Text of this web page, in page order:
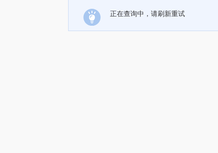
正在查询中，请刷新重试